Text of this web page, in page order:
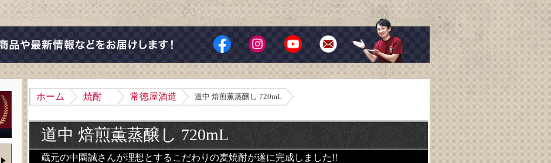
ホーム 焼酎 常徳屋酒造 道中 焙煎薫蒸醸し 720mL
道中 焙煎薫蒸醸し 720mL
蔵元の中園誠さんが理想とするこだわりの麦焼酎が遂に完成しました!!